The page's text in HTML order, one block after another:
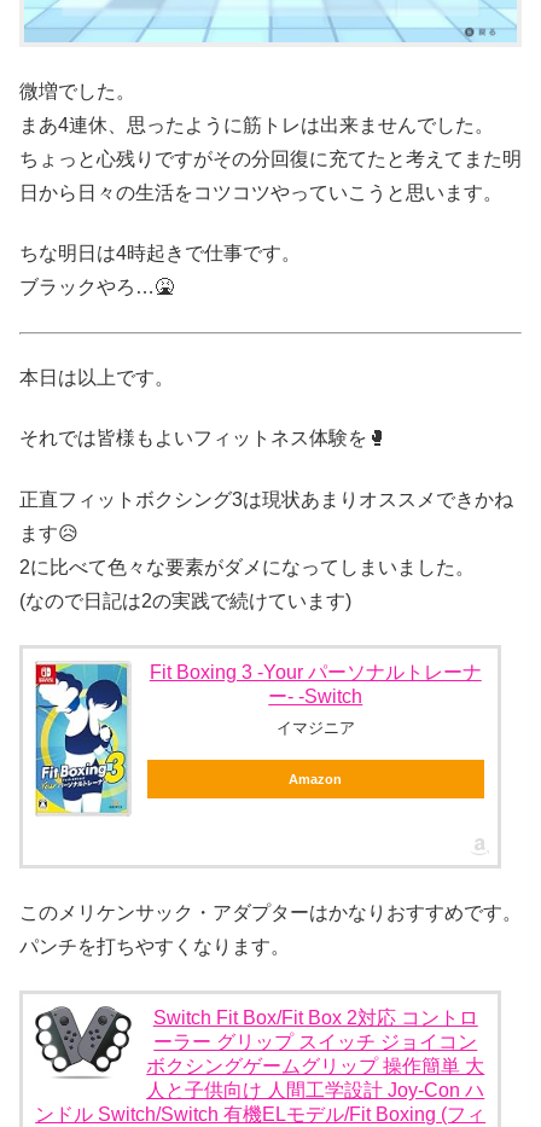
微増でした。
まあ4連休、思ったように筋トレは出来ませんでした。
ちょっと心残りですがその分回復に充てたと考えてまた明
日から日々の生活をコツコツやっていこうと思います。
ちな明日は4時起きで仕事です。
ブラックやろ…🤮
本日は以上です。
それでは皆様もよいフィットネス体験を🥊
正直フィットボクシング3は現状あまりオススメできかね
ます😥
2に比べて色々な要素がダメになってしまいました。
(なので日記は2の実践で続けています)
Fit Boxing 3 -Your パーソナルトレーナ
ー- -Switch
イマジニア
Amazon
このメリケンサック・アダプターはかなりおすすめです。
パンチを打ちやすくなります。
Switch Fit Box/Fit Box 2対応 コントロ
ーラー グリップ スイッチ ジョイコン
ボクシングゲームグリップ 操作簡単 大
人と子供向け 人間工学設計 Joy-Con ハ
ンドル Switch/Switch 有機ELモデル/Fit Boxing (フィ